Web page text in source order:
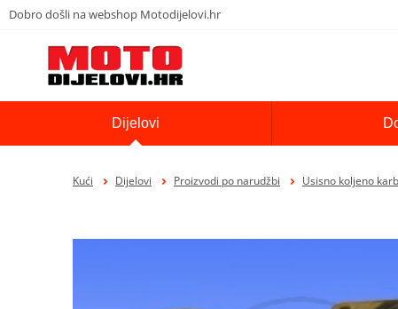
Dobro došli na webshop Motodijelovi.hr
Dijelovi
Kući Dijelovi Proizvodi po narudžbi Usisno koljeno